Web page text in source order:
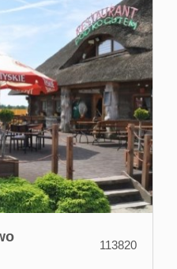
113820